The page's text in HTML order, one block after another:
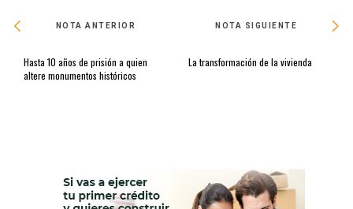
NOTA ANTERIOR
Hasta 10 años de prisión a quien
altere monumentos históricos
NOTA SIGUIENTE
La transformación de la vivienda